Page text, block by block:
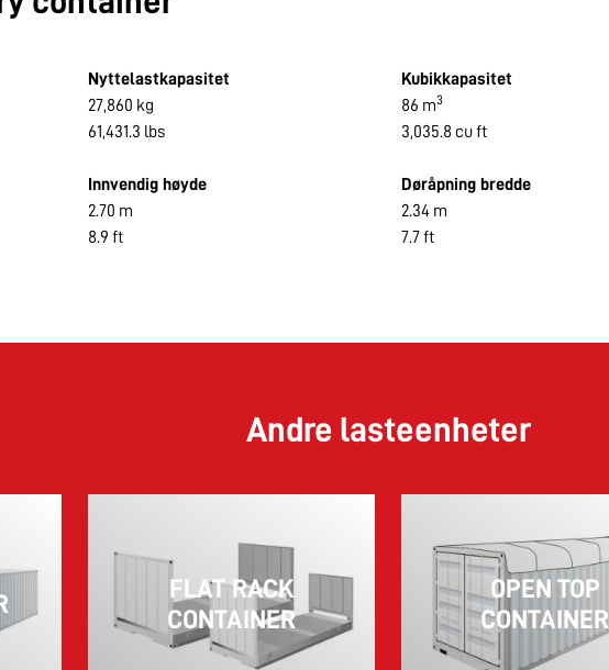
Nyttelastkapasitet
27,860 kg
61,431.3 lbs
Kubikkapasitet
86 m3
3,035.8 cu ft
Innvendig høyde
2.70 m
8.9 ft
Døråpning bredde
2.34 m
7.7 ft
Andre lasteenheter
FLAT RACK
CONTAINER
OPEN TOP
CONTAINER